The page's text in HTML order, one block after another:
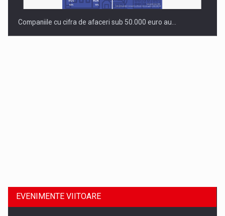
Companiile cu cifra de afaceri sub 50.000 euro au…
EVENIMENTE VIITOARE